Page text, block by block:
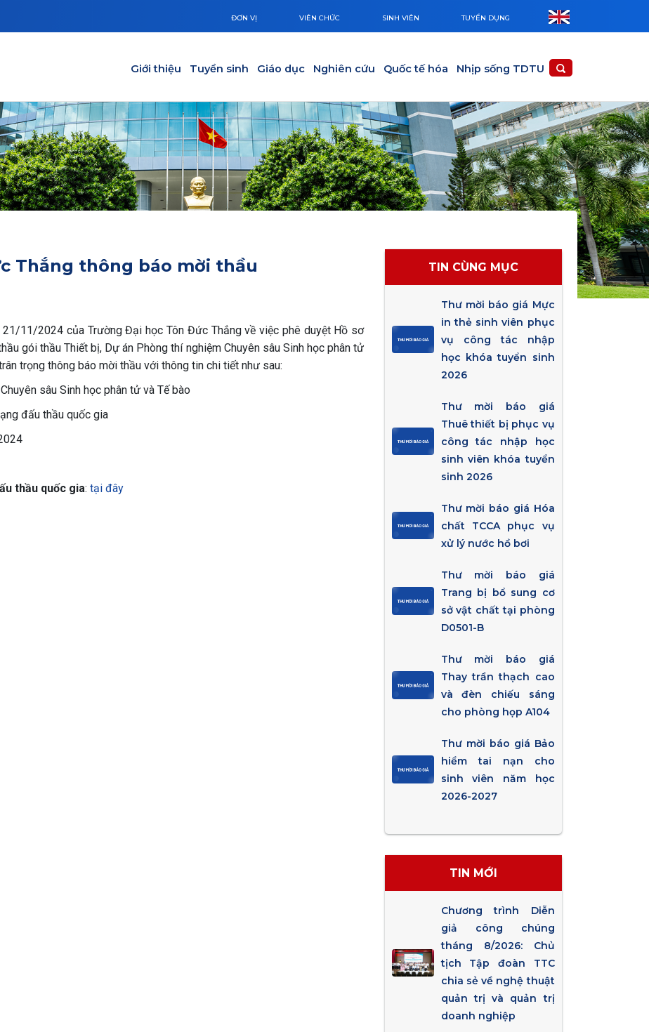
ĐƠN VỊ VIÊN CHỨC SINH VIÊN TUYỂN DỤNG
Giới thiệu Tuyển sinh Giáo dục Nghiên cứu Quốc tế hóa Nhịp sống TDTU
Thắng thông báo mời thầu
11/2024 của Trường Đại học Tôn Đức Thắng về việc phê duyệt Hồ sơ
gói thầu Thiết bị, Dự án Phòng thí nghiệm Chuyên sâu Sinh học phân tử
trọng thông báo mời thầu với thông tin chi tiết như sau:
sâu Sinh học phân tử và Tế bào
đấu thầu quốc gia
thầu quốc gia: tại đây
TIN CÙNG MỤC
Thư mời báo giá Mực
in thẻ sinh viên phục
vụ công tác nhập
học khóa tuyển sinh
2026
Thư mời báo giá
Thuê thiết bị phục vụ
công tác nhập học
sinh viên khóa tuyển
sinh 2026
Thư mời báo giá Hóa
chất TCCA phục vụ
xử lý nước hồ bơi
Thư mời báo giá
Trang bị bổ sung cơ
sở vật chất tại phòng
D0501-B
Thư mời báo giá
Thay trần thạch cao
và đèn chiếu sáng
cho phòng họp A104
Thư mời báo giá Bảo
hiểm tai nạn cho
sinh viên năm học
2026-2027
TIN MỚI
Chương trình Diễn
giả công chúng
tháng 8/2026: Chủ
tịch Tập đoàn TTC
chia sẻ về nghệ thuật
quản trị và quản trị
doanh nghiệp